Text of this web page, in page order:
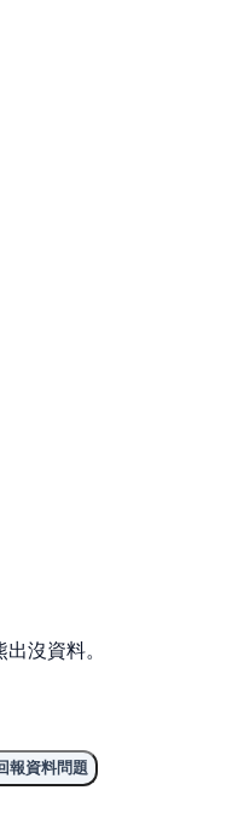
沒資料。
報資料問題